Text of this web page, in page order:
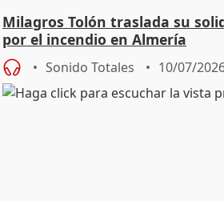
Milagros Tolón traslada su
por el incendio en Almería
Sonido Totales 10/07/